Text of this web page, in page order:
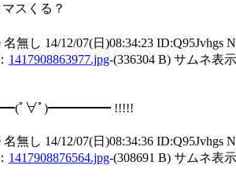
スくる？
名無し 14/12/07(日)08:34:23 ID:Q95Jvhgs
1417908863977.jpg-(336304 B) サムネ表
ﾟ∀ﾟ)━━━━━ !!!!!
名無し 14/12/07(日)08:34:36 ID:Q95Jvhgs
1417908876564.jpg-(308691 B) サムネ表